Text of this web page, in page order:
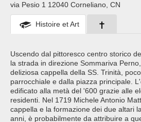
via Pesio 1 12040 Corneliano, CN
Histoire et Art
Uscendo dal pittoresco centro storico
la strada in direzione Sommariva
deliziosa cappella della SS. Trinità,
parrocchiale e dalla piazza principale.
edificato alla metà del '600 grazie alle
residenti. Nel 1719 Michele Antonio
cappella e la formazione dei due altari
anni, è probabilmente da attribuire a